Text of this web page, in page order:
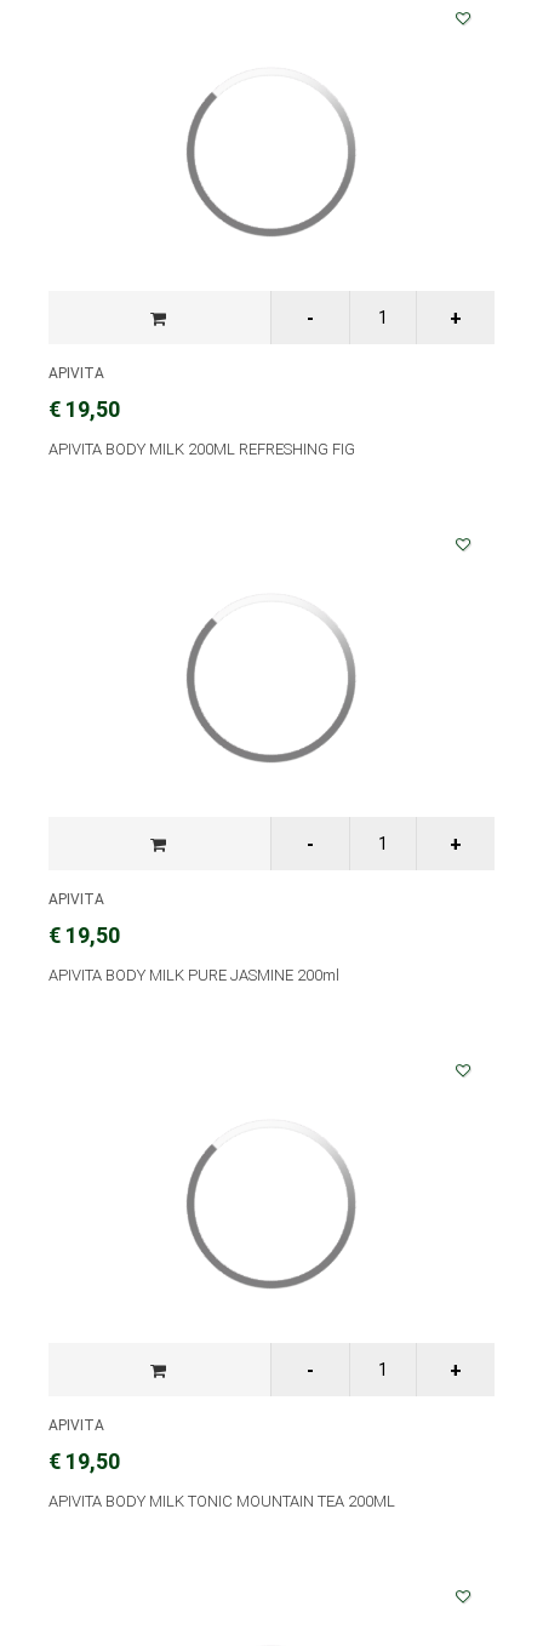
APIVITA
€ 19,50
APIVITA BODY MILK 200ML REFRESHING FIG
APIVITA
€ 19,50
APIVITA BODY MILK PURE JASMINE 200ml
APIVITA
€ 19,50
APIVITA BODY MILK TONIC MOUNTAIN TEA 200ML